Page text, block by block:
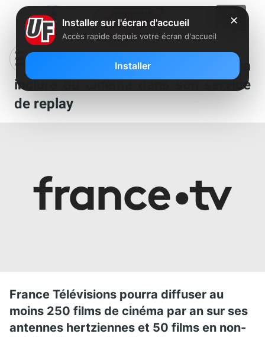
C’est fait, France Télévisions va
inclure du cinéma dans son service
de replay
France Télévisions pourra diffuser au
moins 250 films de cinéma par an sur ses
antennes hertziennes et 50 films en non-
✕
Installer sur l'écran d'accueil
Accès rapide depuis votre écran d'accueil
Installer